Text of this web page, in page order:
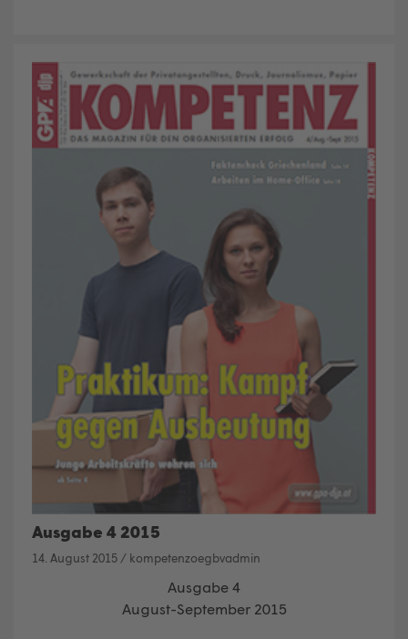
Ausgabe 4 2015
14. August 2015 / kompetenzoegbvadmin
Ausgabe 4
August-September 2015